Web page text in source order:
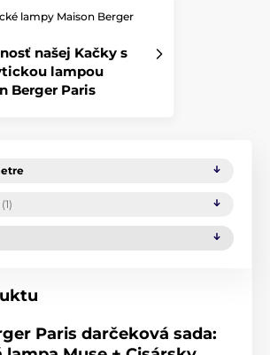
lampy Maison Berger
našej Kačky s
lampou
Berger Paris
(1)
Paris darčeková sada: